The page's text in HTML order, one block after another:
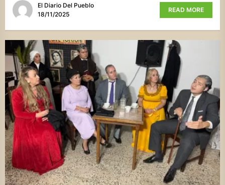
El Diario Del Pueblo
18/11/2025
READ MORE